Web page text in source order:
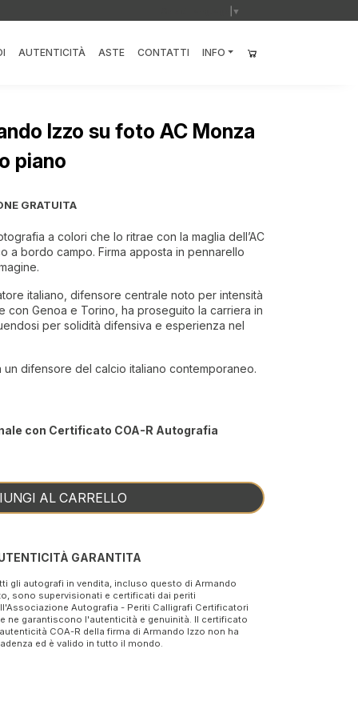
▼
AUTENTICITÀ ASTE CONTATTI INFO
Izzo su foto AC Monza
piano
GRATUITA
a colori che lo ritrae con la maglia dell’AC
a bordo campo. Firma apposta in pennarello
italiano, difensore centrale noto per intensità
con Genoa e Torino, ha proseguito la carriera in
per solidità difensiva e esperienza nel
difensore del calcio italiano contemporaneo.
con Certificato COA-R Autografia
AL CARRELLO
GARANTITA
gli autografi in vendita, incluso questo di Armando
sono supervisionati e certificati dai periti
Autografia - Periti Calligrafi Certificatori
ne garantiscono l'autenticità e genuinità. Il certificato
COA-R della firma di Armando Izzo non ha
ed è valido in tutto il mondo.